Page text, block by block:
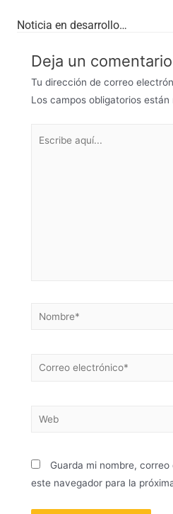
Noticia en desarrollo…
Deja un comentario
Tu dirección de correo
Los campos obligatorios están
Guarda mi nombre,
este navegador para la